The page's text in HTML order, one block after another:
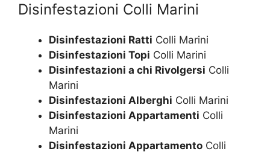
Disinfestazioni Colli Marini
Disinfestazioni Ratti Colli Marini
Disinfestazioni Topi Colli Marini
Disinfestazioni a chi Rivolgersi Colli
Marini
Disinfestazioni Alberghi Colli Marini
Disinfestazioni Appartamenti Colli
Marini
Disinfestazioni Appartamento Colli